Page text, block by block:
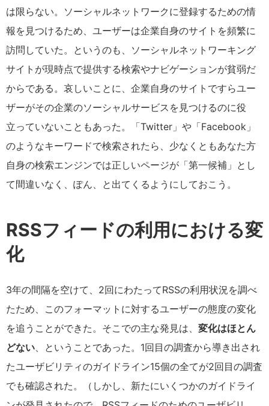
は限らない。ソーシャルネットワークに登録するための情
報を見つけるため、ユーザーは企業自身のサイトを頻繁に
訪問していた。というのも、ソーシャルネットワーキング
サイトが現時点で提供する検索やナビゲーションが貧弱だ
からである。哀しいことに、企業自身のサイトですらユー
ザーがその企業のソーシャルサービスを見つけるのに役
立っていないこともあった。「Twitter」や「Facebook」
のようなキーワードで検索されたら、少なくともあなた方
自身の検索エンジンでは正しいページが「第一候補」とし
て間違いなく、ぽん、と出てくるようにしておこう。
RSSフィードの利用における変
化
3年の間隔を空けて、2回にわたってRSSの利用状況を調べ
たため、このフォーマットに対するユーザーの態度の変化
を追うことができた。そこでの主な発見は、 変化はほとん
どない、ということであった。1回目の調査から導き出され
たユーザビリティのガイドライン15個の全てが2回目の調査
でも確認された。（しかし、新たにいくつかのガイドライ